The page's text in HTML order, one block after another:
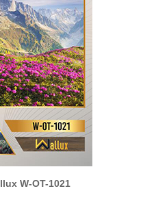
W-OT-1021